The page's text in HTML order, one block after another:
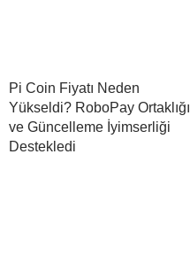
Pi Coin Fiyatı Neden
Yükseldi? RoboPay Ortaklığı
ve Güncelleme İyimserliği
Destekledi